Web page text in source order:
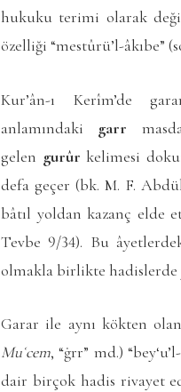
hukuku terimi olarak
özelliği “mestûrü’l-
Kur’ân-ı Kerîm’de
anlamındaki garr
gelen gurûr kelimesi
defa geçer (bk. M. F.
bâtıl yoldan kazanç elde
Tevbe 9/34). Bu
olmakla birlikte hadislerde
Garar ile aynı kökten
Muʿcem, “ġrr” md.)
dair birçok hadis rivayet